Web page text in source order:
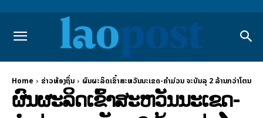
Home ຂ່າວທ້ອງຖິ່ນ ຜົນຜະລິດເຂົ້າສະຫວັນນະເຂດ-ຄຳມ່ວນ ຈະບັນລຸ 2 ລ້ານກວ່າໂຕນ
ຜົນຜະລິດເຂົ້າສະຫວັນນະເຂດ-